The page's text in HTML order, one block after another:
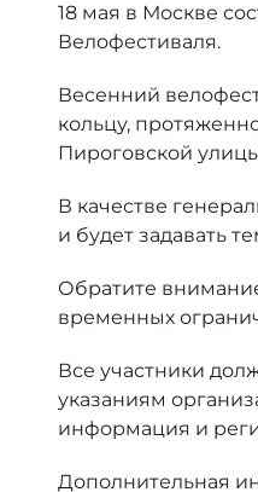
18 мая в Москве
Велофестиваля.
Весенний
кольцу,
Пироговской
В качестве
и будет задавать
Обратите
временных
Все участники
указаниям
информация и
Дополнительная